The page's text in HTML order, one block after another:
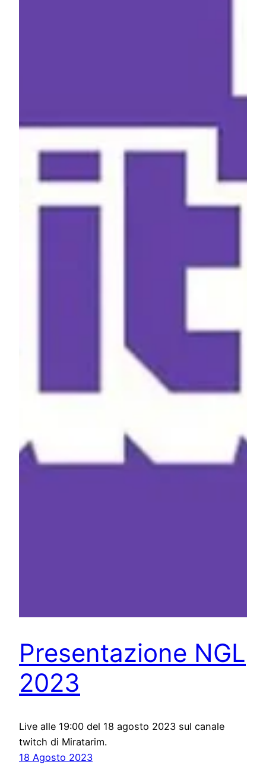
Presentazione NGL
2023
Live alle 19:00 del 18 agosto 2023 sul canale
twitch di Miratarim.
18 Agosto 2023